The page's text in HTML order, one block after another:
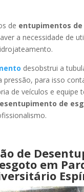
de entupimentos
a necessidade de
desobstrui a
pressão, para isso
de veículos e equipe
de
de
em